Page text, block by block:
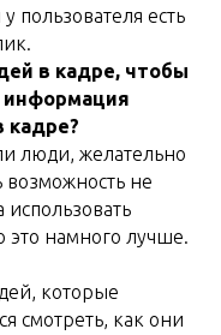
пользователя есть
в кадре, чтобы
кадре?
люди, желательно
возможность не
использовать
это намного лучше.
которые
смотреть, как они